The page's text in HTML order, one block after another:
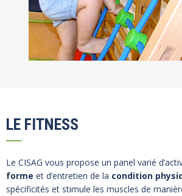
LE FITNESS
Le CISAG vous propose un panel varié
forme et d’entretien de la condition
spécificités et stimule les muscles de